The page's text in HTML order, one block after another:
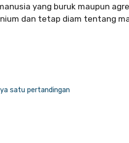
yang buruk maupun
dan tetap diam tentang
satu pertandingan